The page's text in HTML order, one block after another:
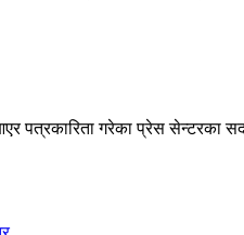
पत्रकारिता गरेका प्रेस सेन्टरका